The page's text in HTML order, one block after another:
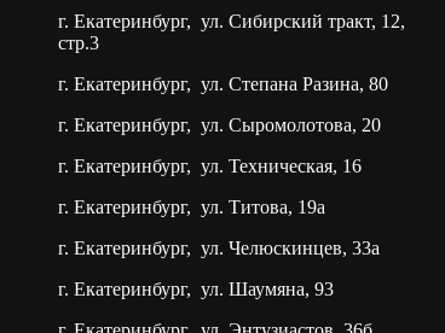
г. Екатеринбург, ул. Сибирский тракт, 12,
стр.3
г. Екатеринбург, ул. Степана Разина, 80
г. Екатеринбург, ул. Сыромолотова, 20
г. Екатеринбург, ул. Техническая, 16
г. Екатеринбург, ул. Титова, 19а
г. Екатеринбург, ул. Челюскинцев, 33а
г. Екатеринбург, ул. Шаумяна, 93